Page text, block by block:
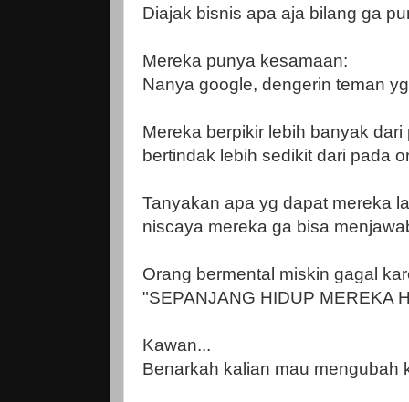
Diajak bisnis apa aja bilang ga
Mereka punya kesamaan:
Nanya google, dengerin teman
Mereka berpikir lebih banyak
bertindak lebih sedikit dari pada
Tanyakan apa yg dapat mereka
niscaya mereka ga bisa
Orang bermental miskin gagal
"SEPANJANG HIDUP MEREKA
Kawan...
Benarkah kalian mau mengubah